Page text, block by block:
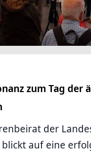
zum Tag der
der
auf eine